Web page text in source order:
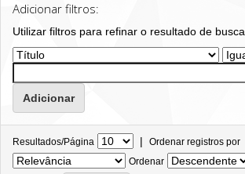
Adicionar filtros:
Utilizar filtros para refinar o resultado de busca.
Resultados/Página | Ordenar registros por
Ordenar